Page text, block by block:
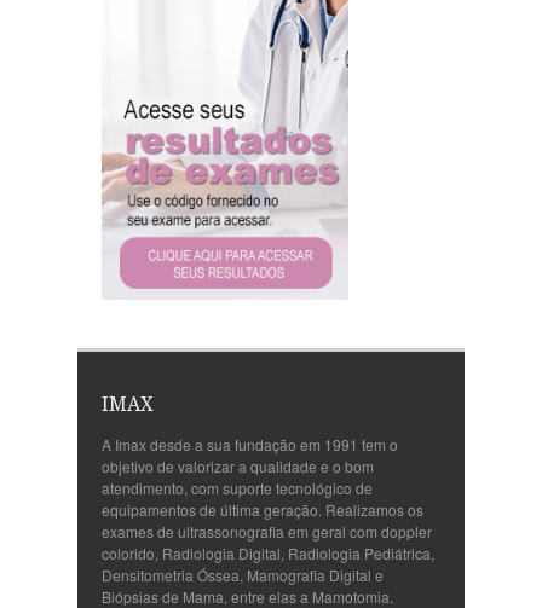
IMAX
A Imax desde a sua fundação em 1991 tem o
objetivo de valorizar a qualidade e o bom
atendimento, com suporte tecnológico de
equipamentos de última geração. Realizamos os
exames de ultrassonografia em geral com doppler
colorido, Radiologia Digital, Radiologia Pediátrica,
Densitometria Óssea, Mamografia Digital e
Biópsias de Mama, entre elas a Mamotomia.